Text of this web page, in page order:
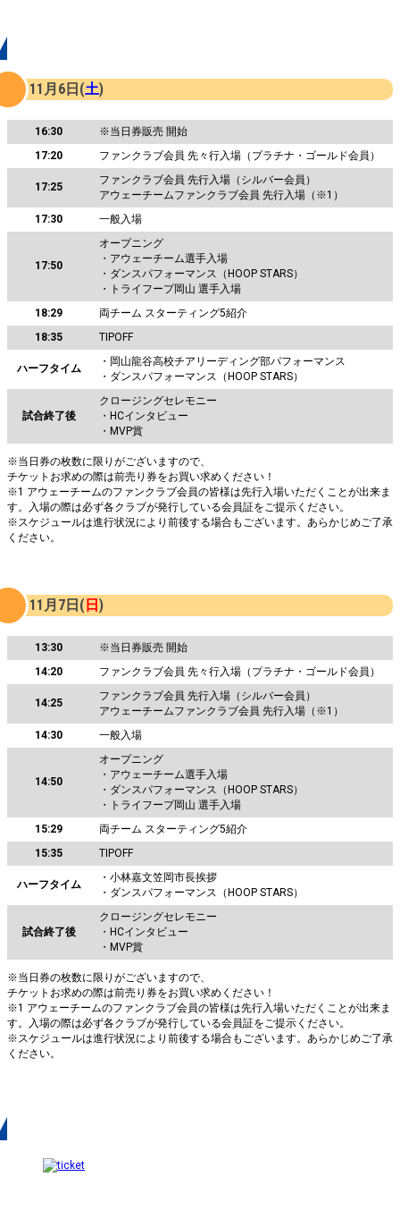
11月6日(土)
16:30
※当日券販売 開始
17:20
ファンクラブ会員 先々行入場（プラチナ・ゴールド会員）
17:25
ファンクラブ会員 先行入場（シルバー会員）
アウェーチームファンクラブ会員 先行入場（※1）
17:30
一般入場
17:50
オープニング
・アウェーチーム選手入場
・ダンスパフォーマンス（HOOP STARS）
・トライフープ岡山 選手入場
18:29
両チーム スターティング5紹介
18:35
TIPOFF
ハーフタイム
・岡山龍谷高校チアリーディング部パフォーマンス
・ダンスパフォーマンス（HOOP STARS）
試合終了後
クロージングセレモニー
・HCインタビュー
・MVP賞
※当日券の枚数に限りがございますので、
チケットお求めの際は前売り券をお買い求めください！
※1 アウェーチームのファンクラブ会員の皆様は先行入場いただくことが出来ま
す。入場の際は必ず各クラブが発行している会員証をご提示ください。
※スケジュールは進行状況により前後する場合もございます。あらかじめご了承
ください。
11月7日( 日 )
13:30
※当日券販売 開始
14:20
ファンクラブ会員 先々行入場（プラチナ・ゴールド会員）
14:25
ファンクラブ会員 先行入場（シルバー会員）
アウェーチームファンクラブ会員 先行入場（※1）
14:30
一般入場
14:50
オープニング
・アウェーチーム選手入場
・ダンスパフォーマンス（HOOP STARS）
・トライフープ岡山 選手入場
15:29
両チーム スターティング5紹介
15:35
TIPOFF
ハーフタイム
・小林嘉文笠岡市長挨拶
・ダンスパフォーマンス（HOOP STARS）
試合終了後
クロージングセレモニー
・HCインタビュー
・MVP賞
※当日券の枚数に限りがございますので、
チケットお求めの際は前売り券をお買い求めください！
※1 アウェーチームのファンクラブ会員の皆様は先行入場いただくことが出来ま
す。入場の際は必ず各クラブが発行している会員証をご提示ください。
※スケジュールは進行状況により前後する場合もございます。あらかじめご了承
ください。